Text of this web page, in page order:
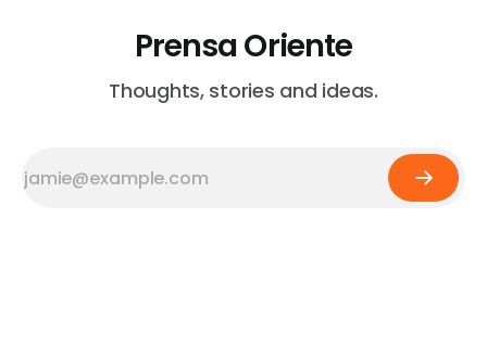
Prensa Oriente
Thoughts, stories and ideas.